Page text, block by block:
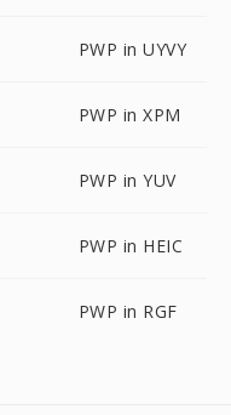
PWP in UYVY
PWP in XPM
PWP in YUV
PWP in HEIC
PWP in RGF